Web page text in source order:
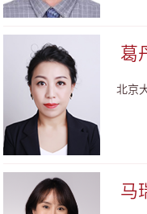
葛
北京
马